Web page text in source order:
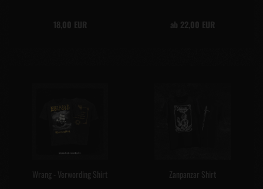
18,00 EUR ab 22,00 EUR
Wrang - Verwording Shirt Zanpanzar Shirt